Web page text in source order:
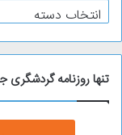
ر
ش
ی
و
تنها روزنامه گردشگری